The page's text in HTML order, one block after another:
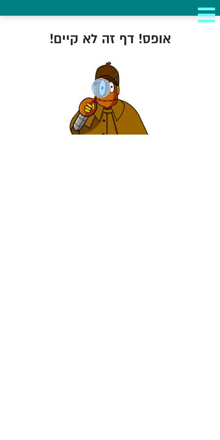
אופס! דף זה לא קיים!